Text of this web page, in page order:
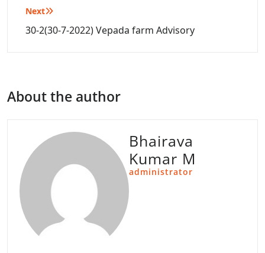
Next
30-2(30-7-2022) Vepada farm Advisory
About the author
Bhairava
Kumar M
administrator